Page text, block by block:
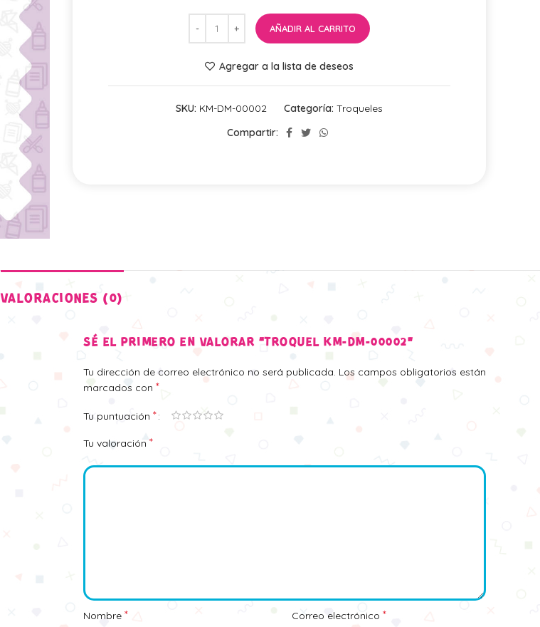
AÑADIR AL CARRITO
Agregar a la lista de deseos
SKU: KM-DM-00002 Categoría: Troqueles
Compartir:
VALORACIONES (0)
SÉ EL PRIMERO EN VALORAR “TROQUEL KM-DM-00002”
Tu dirección de correo electrónico no será publicada. Los campos obligatorios están
marcados con *
Tu puntuación *
Tu valoración *
Nombre * Correo electrónico *